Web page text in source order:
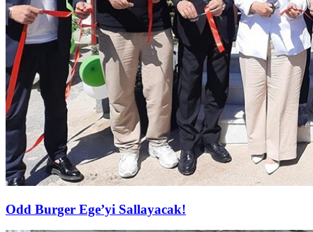
Odd Burger Ege’yi Sallayacak!